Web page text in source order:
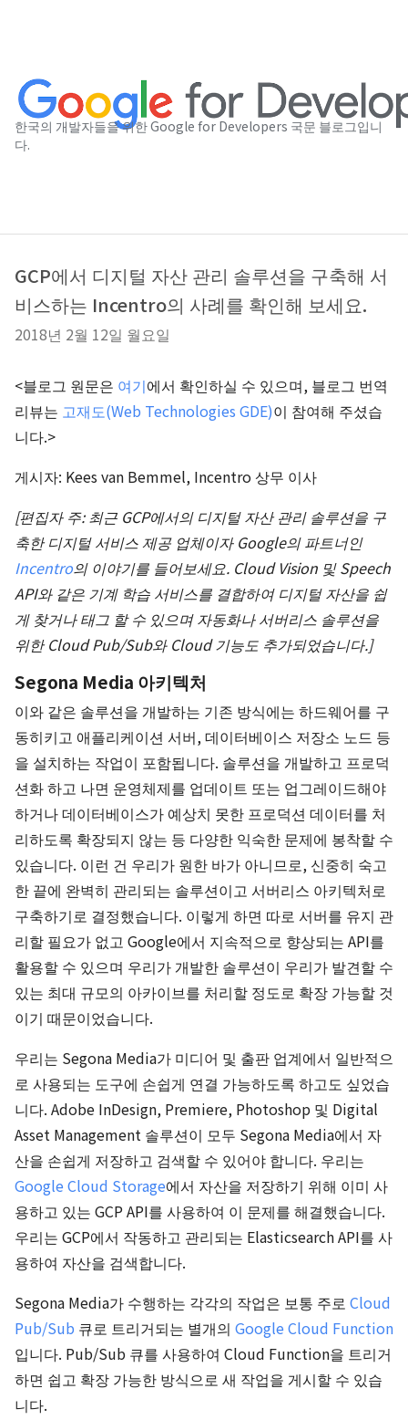
한국의 개발자들을 위한 Google for Developers 국문 블로그입니
다.
GCP에서 디지털 자산 관리 솔루션을 구축해 서
비스하는 Incentro의 사례를 확인해 보세요.
2018년 2월 12일 월요일
<블로그 원문은 여기에서 확인하실 수 있으며, 블로그 번역
리뷰는 고재도(Web Technologies GDE)이 참여해 주셨습
니다.>
게시자: Kees van Bemmel, Incentro 상무 이사
[편집자 주: 최근 GCP에서의 디지털 자산 관리 솔루션을 구
축한디지털 서비스 제공 업체이자 Google의 파트너인
Incentro의 이야기를 들어보세요. Cloud Vision 및 Speech
API와 같은 기계 학습 서비스를 결합하여 디지털 자산을 쉽
게 찾거나 태그 할 수 있으며 자동화나 서버리스 솔루션을
위한 Cloud Pub/Sub와 Cloud 기능도 추가되었습니다.]
Segona Media 아키텍처
이와 같은 솔루션을 개발하는 기존 방식에는 하드웨어를 구
동히키고 애플리케이션 서버, 데이터베이스 저장소 노드 등
을 설치하는 작업이 포함됩니다. 솔루션을 개발하고 프로덕
션화 하고 나면 운영체제를 업데이트 또는 업그레이드해야
하거나 데이터베이스가 예상치 못한 프로덕션 데이터를 처
리하도록 확장되지 않는 등 다양한 익숙한 문제에 봉착할 수
있습니다. 이런 건 우리가 원한 바가 아니므로, 신중히 숙고
한 끝에 완벽히 관리되는 솔루션이고 서버리스 아키텍처로
구축하기로 결정했습니다. 이렇게 하면 따로 서버를 유지 관
리할 필요가 없고 Google에서 지속적으로 향상되는 API를
활용할 수 있으며 우리가 개발한 솔루션이 우리가 발견할 수
있는 최대 규모의 아카이브를 처리할 정도로 확장 가능할 것
이기 때문이었습니다.
우리는 Segona Media가 미디어 및 출판 업계에서 일반적으
로 사용되는 도구에 손쉽게 연결 가능하도록 하고도 싶었습
니다. Adobe InDesign, Premiere, Photoshop 및 Digital
Asset Management 솔루션이 모두 Segona Media에서 자
산을 손쉽게 저장하고 검색할 수 있어야 합니다. 우리는
Google Cloud Storage에서 자산을 저장하기 위해 이미 사
용하고 있는 GCP API를 사용하여 이 문제를 해결했습니다.
우리는 GCP에서 작동하고 관리되는 Elasticsearch API를 사
용하여 자산을 검색합니다.
Segona Media가 수행하는 각각의 작업은 보통 주로 Cloud
Pub/Sub 큐로 트리거되는 별개의 Google Cloud Function
입니다. Pub/Sub 큐를 사용하여 Cloud Function을 트리거
하면 쉽고 확장 가능한 방식으로 새 작업을 게시할 수 있습
니다.